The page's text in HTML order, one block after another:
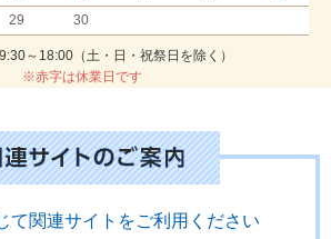
29 30
～18:00（土・日・祝祭日を除く）
※赤字は休業日です
て関連サイトをご利用ください